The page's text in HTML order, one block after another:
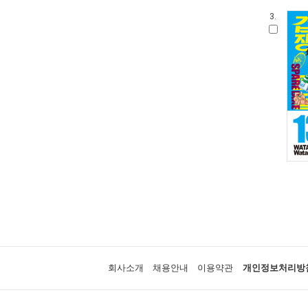
3.
회사소개 채용안내 이용약관 개인정보처리방